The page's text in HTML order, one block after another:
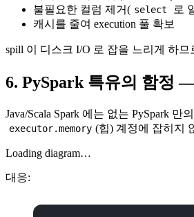
불필요한 컬럼 제거( select
로
캐시를 줄여 execution 풀 확보
spill 이 디스크 I/O 로 잡을 느리게 하
6. PySpark 특유의 함정
Java/Scala Spark 에는 없는 PySpark 만
executor.memory (힙) 계정에 잡히지
Loading diagram…
대응: